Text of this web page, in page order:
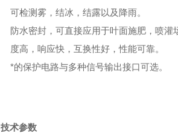
可检测雾，结冰，结露以及降雨。
防水密封，可直接应用于叶面施肥，喷灌
度高，响应快，互换性好，性能可靠。
*的保护电路与多种信号输出接口可选。
技术参数